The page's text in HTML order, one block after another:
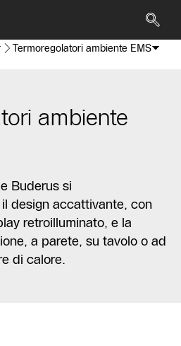
Termoregolatori ambiente EMS
ambiente
Buderus si
design accattivante, con
retroilluminato, e la
a parete, su tavolo o ad
di calore.